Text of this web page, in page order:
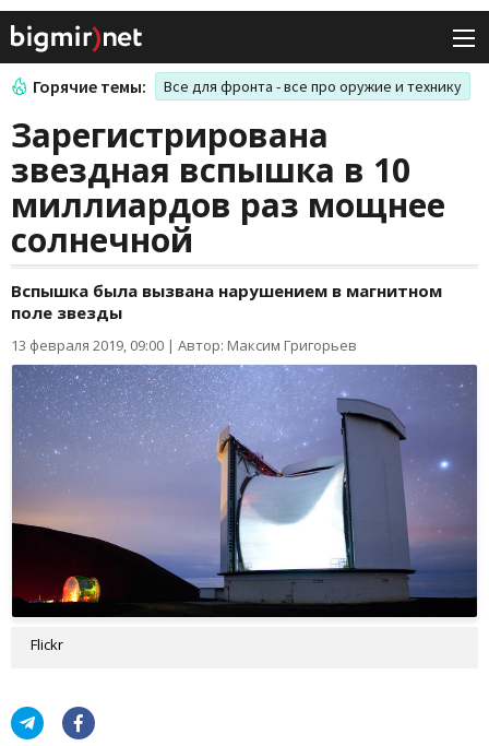
Горячие темы: Все для фронта - все про оружие и технику
Зарегистрирована
звездная вспышка в 10
миллиардов раз мощнее
солнечной
Вспышка была вызвана нарушением в магнитном
поле звезды
13 февраля 2019, 09:00 | Автор: Максим Григорьев
Flickr